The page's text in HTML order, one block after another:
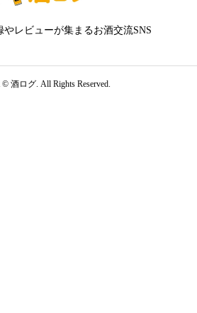
レビューが集まるお酒交流SNS
© 酒ログ. All Rights Reserved.